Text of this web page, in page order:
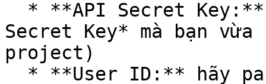
Secret Key* mà bạn
project)